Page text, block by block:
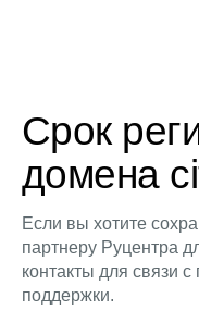
Срок
домена
Если вы хотите
партнеру Руцентра
контакты для связи
поддержки.